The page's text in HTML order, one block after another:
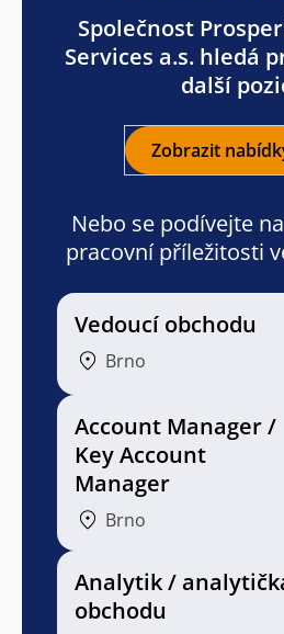
Společnost
Services a.s. hledá
další
Zobrazit
Nebo se podívejte
pracovní příležitosti
Vedoucí obchodu
Brno
Account Manager /
Key Account
Manager
Brno
Analytik /
obchodu